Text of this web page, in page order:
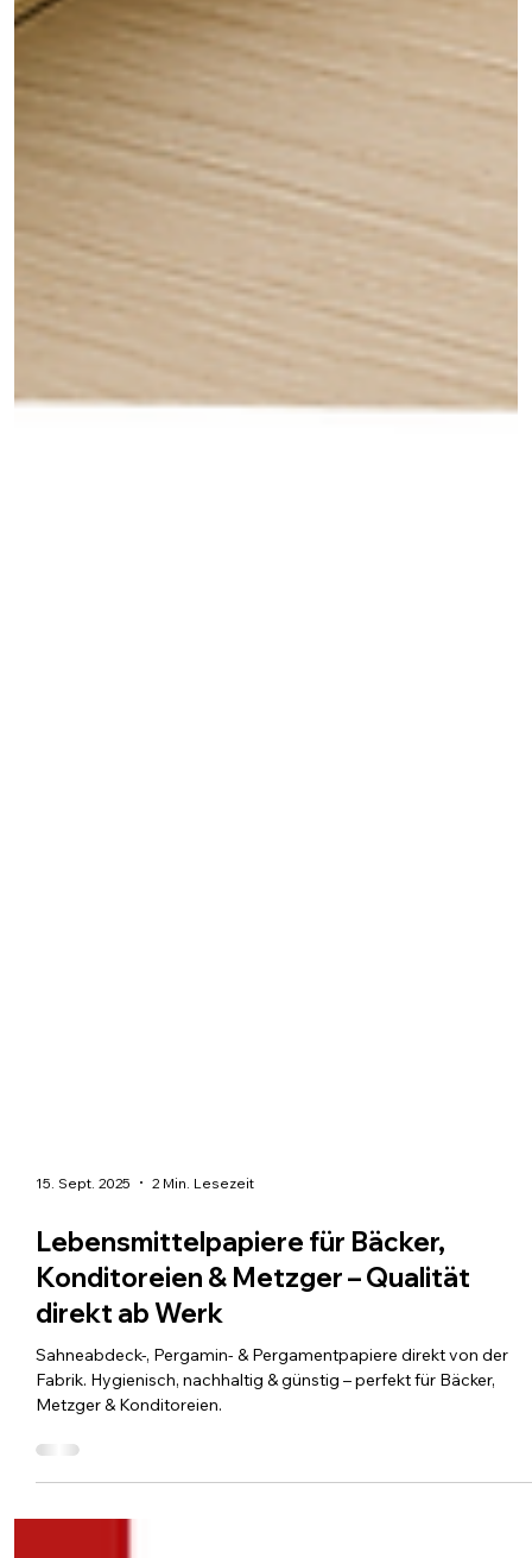
15. Sept. 2025 2 Min. Lesezeit
Lebensmittelpapiere für Bäcker,
Konditoreien & Metzger – Qualität
direkt ab Werk
Sahneabdeck-, Pergamin- & Pergamentpapiere direkt von der
Metzger & Konditoreien.